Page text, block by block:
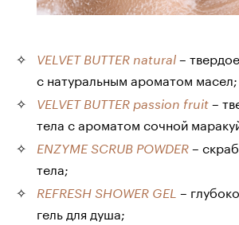
VELVET BUTTER natural –
с натуральным ароматом масел;
VELVET BUTTER passion fruit –
тела с ароматом сочной
ENZYME SCRUB POWDER –
тела;
REFRESH SHOWER GEL –
гель для душа;